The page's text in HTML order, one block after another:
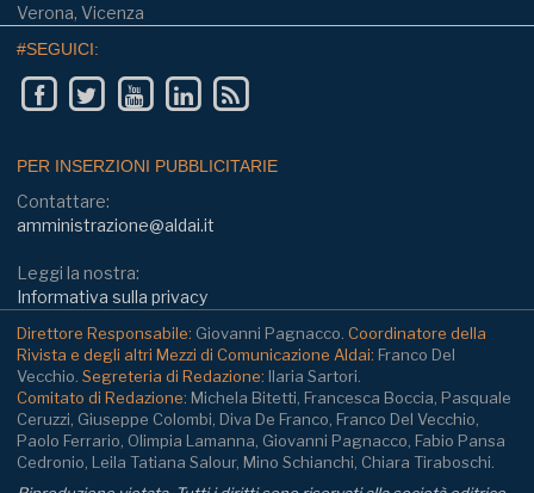
Verona, Vicenza
#SEGUICI:
PER INSERZIONI PUBBLICITARIE
Contattare:
amministrazione@aldai.it
Leggi la nostra:
Informativa sulla privacy
Direttore Responsabile: Giovanni Pagnacco. Coordinatore della
Rivista e degli altri Mezzi di Comunicazione Aldai: Franco Del
Vecchio. Segreteria di Redazione: Ilaria Sartori.
Comitato di Redazione: Michela Bitetti, Francesca Boccia, Pasquale
Ceruzzi, Giuseppe Colombi, Diva De Franco, Franco Del Vecchio,
Paolo Ferrario, Olimpia Lamanna, Giovanni Pagnacco, Fabio Pansa
Cedronio, Leila Tatiana Salour, Mino Schianchi, Chiara Tiraboschi.